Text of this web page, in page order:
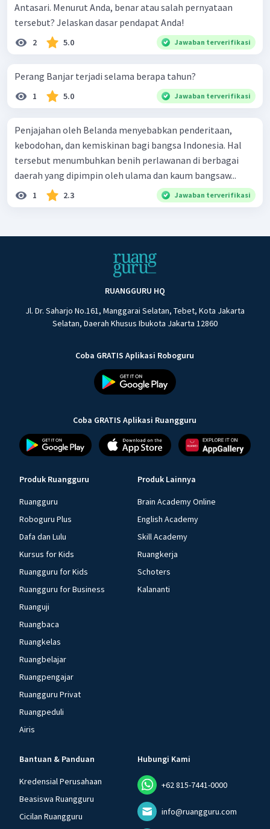
Antasari. Menurut Anda, benar atau salah pernyataan
tersebut? Jelaskan dasar pendapat Anda!
2 5.0 Jawaban terverifikasi
Perang Banjar terjadi selama berapa tahun?
1 5.0 Jawaban terverifikasi
Penjajahan oleh Belanda menyebabkan penderitaan,
kebodohan, dan kemiskinan bagi bangsa Indonesia. Hal
tersebut menumbuhkan benih perlawanan di berbagai
daerah yang dipimpin oleh ulama dan kaum bangsaw...
1 2.3 Jawaban terverifikasi
RUANGGURU HQ
Jl. Dr. Saharjo No.161, Manggarai Selatan, Tebet, Kota Jakarta
Selatan, Daerah Khusus Ibukota Jakarta 12860
Coba GRATIS Aplikasi Roboguru
Coba GRATIS Aplikasi Ruangguru
Produk Ruangguru
Ruangguru
Roboguru Plus
Dafa dan Lulu
Kursus for Kids
Ruangguru for Kids
Ruangguru for Business
Ruanguji
Ruangbaca
Ruangkelas
Ruangbelajar
Ruangpengajar
Ruangguru Privat
Ruangpeduli
Airis
Produk Lainnya
Brain Academy Online
English Academy
Skill Academy
Ruangkerja
Schoters
Kalananti
Bantuan & Panduan
Kredensial Perusahaan
Beasiswa Ruangguru
Cicilan Ruangguru
Hubungi Kami
+62 815-7441-0000
info@ruangguru.com